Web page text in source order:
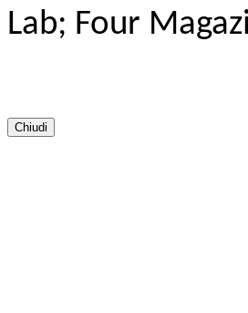
Lab; Four
Chiudi